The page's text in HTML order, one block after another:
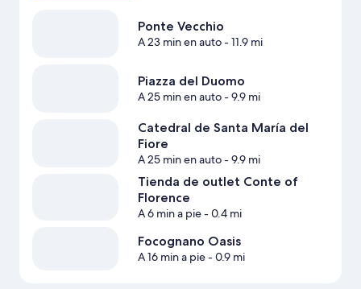
Ponte Vecchio
A 23 min en auto- 11.9 mi
Piazza del Duomo
A 25 min en auto- 9.9 mi
Catedral de Santa María del
Fiore
A 25 min en auto- 9.9 mi
Tienda de outlet Conte of
Florence
A 6 min a pie- 0.4 mi
Focognano Oasis
A 16 min a pie- 0.9 mi